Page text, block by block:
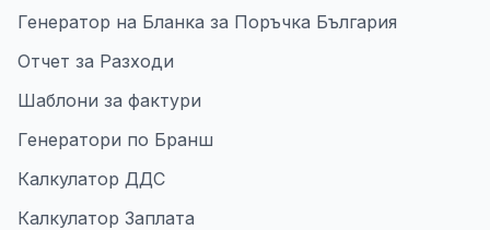
Генератор на Бланка за Поръчка България
Отчет за Разходи
Шаблони за фактури
Генератори по Бранш
Калкулатор ДДС
Калкулатор Заплата